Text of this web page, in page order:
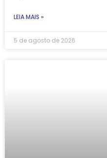
LEIA MAIS »
5 de agosto de 2026